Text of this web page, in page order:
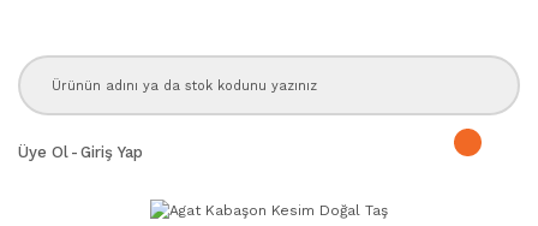
Üye Ol - Giriş Yap